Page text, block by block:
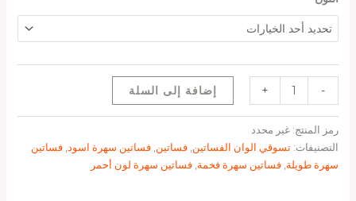
-
+ إضافة إلى السلة
رمز المنتج: غير محدد
التصنيفات: تسوقي الوان الفساتين, فساتين, فساتين سهرة اسود, فساتين
سهرة طويلة, فساتين سهرة فخمة, فساتين سهرة لون أحمر